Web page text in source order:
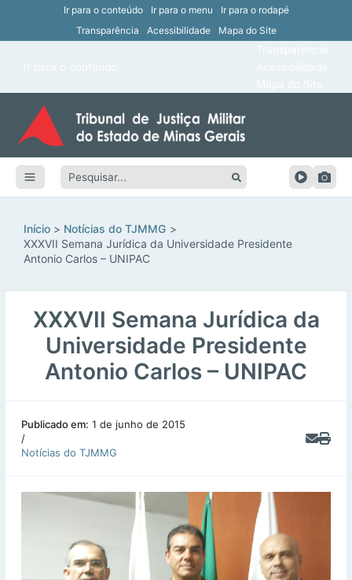
Ir para o conteúdo Ir para o menu
Ir para o rodapé
Transparência
Acessibilidade Mapa do Site
Pesquisar:
Início
Notícias do TJMMG
XXXVII Semana Jurídica da Universidade Presidente
Antonio Carlos – UNIPAC
XXXVII Semana Jurídica da
Universidade Presidente
Antonio Carlos – UNIPAC
Publicado em: 1 de junho de 2015
/
Notícias do TJMMG